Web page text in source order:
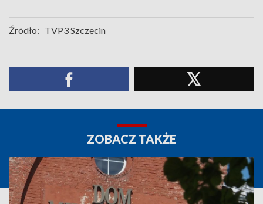
Źródło: TVP3 Szczecin
ZOBACZ TAKŻE